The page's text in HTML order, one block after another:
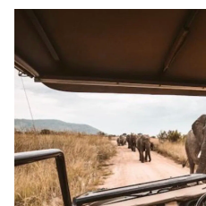
sul […]